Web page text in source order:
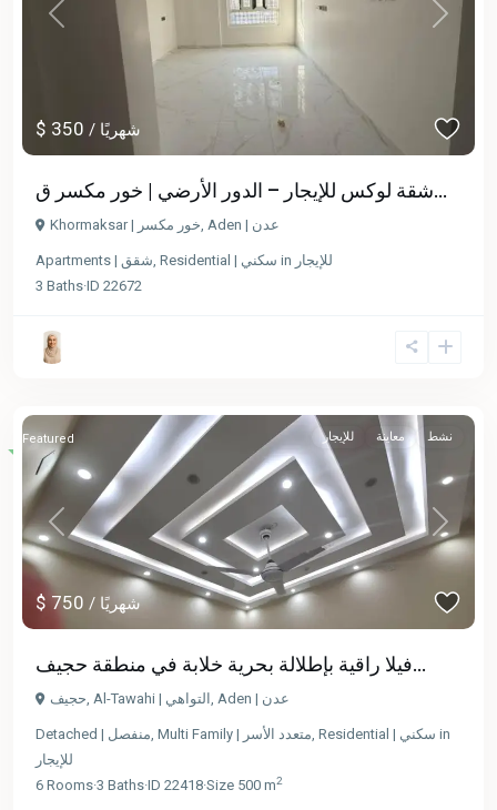
Previous Next
$ 350 / شهريًا
شقة لوكس للإيجار – الدور الأرضي | خور مكسر ق...
Khormaksar | خور مكسر Aden | عدن
Apartments | شقق Residential | سكني in للإيجار
3 Baths·ID 22672
Previous Next
$ 750 / شهريًا
للإيجار معاينة نشط Featured
فيلا راقية بإطلالة بحرية خلابة في منطقة حجيف...
حجيف Al-Tawahi | التواهي Aden | عدن
Detached | منفصل Multi Family | متعدد الأسر Residential | سكني in
للإيجار
6 Rooms·3 Baths·ID 22418·Size 500 m2